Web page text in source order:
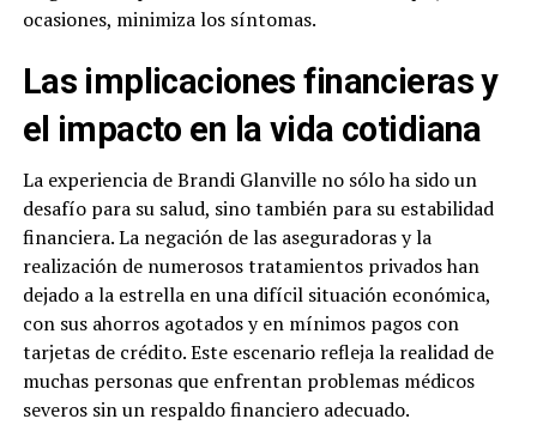
ocasiones, minimiza los síntomas.
Las implicaciones financieras y
el impacto en la vida cotidiana
La experiencia de Brandi Glanville no sólo ha sido un
desafío para su salud, sino también para su estabilidad
financiera. La negación de las aseguradoras y la
realización de numerosos tratamientos privados han
dejado a la estrella en una difícil situación económica,
con sus ahorros agotados y en mínimos pagos con
tarjetas de crédito. Este escenario refleja la realidad de
muchas personas que enfrentan problemas médicos
severos sin un respaldo financiero adecuado.